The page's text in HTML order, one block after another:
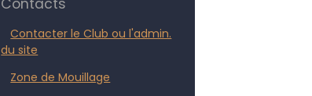
Contacts
Contacter le Club ou l'admin.
du site
Zone de Mouillage